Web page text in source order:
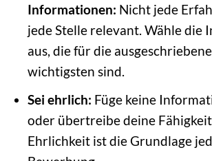
Informationen: Nicht jede
jede Stelle relevant. Wähle die
aus, die für die
wichtigsten sind.
Sei ehrlich: Füge keine
oder übertreibe deine
Ehrlichkeit ist die Grundlage